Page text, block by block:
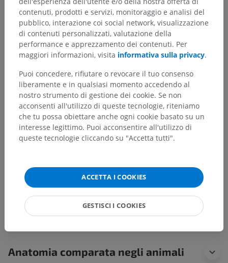
Gerarchia anatomica
Anatomia umana 2
Anatomia umana 1
Anatomia sistemica> Sistema nervoso>
Sistema nervoso centrale> Meningi>
Leptomeninge; arachnoide et pia-madre>
Aracnoide>
Aracnoide cranica; aracnoide dell'encefale
soggiacenti per questa parte anatomica
Neuroanatomia umana
Anatomia comparata negli animali
contenuti, prodotti e servizi, monitoraggio e analisi del
pubblico, interazione coi social network, visualizzazione
di contenuti personalizzati, valutazione della
performance e apprezzamento dei contenuti. Per
maggiori informazioni, visita informativa sulla privacy.
Puoi concedere, rifiutare o revocare il tuo consenso
liberamente e in qualsiasi momento accedendo al
nostro strumento di gestione dei cookie. Se non
acconsenti all'utilizzo di queste tecnologie, riteniamo
che tu possa obiettare anche ogni cookie basato su un
interesse legittimo. Puoi acconsentire all'utilizzo di
queste tecnologie cliccando su "Accetta tutti".
ACCETTA I COOKIES
GESTISCI I COOKIES